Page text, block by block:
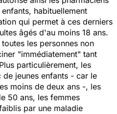
habituellement
qui permet à ces derniers
âgés d'au moins 18 ans.
les personnes non
"immédiatement" tant
particulièrement, les
jeunes enfants - car le
moins de deux ans -, les
50 ans, les femmes
par une maladie